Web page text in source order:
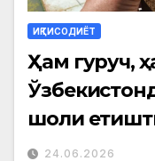
ИҚТИСОДИЁТ
Ҳам гуруч,
шоли
24.06.2026